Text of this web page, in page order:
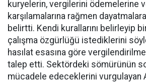
kuryelerin, vergilerini ödemelerine
karşılamalarına rağmen
belirtti. Kendi kurallarını belirleyip
çalışma özgürlüğü istediklerini
hasılat esasına göre
talep etti. Sektördeki sömürünün
mücadele edeceklerini vurgulayan